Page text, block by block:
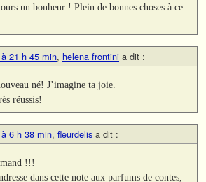
un bonheur ! Plein de bonnes choses à ce
21 h 45 min, helena frontini a dit :
né! J’imagine ta joie.
réussis!
6 h 38 min, fleurdelis a dit :
!!!
dans cette note aux parfums de contes,